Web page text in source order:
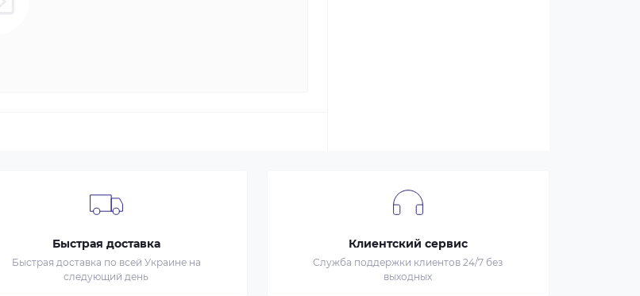
Быстрая доставка
Быстрая доставка по всей Украине на
следующий день
Клиентский сервис
Служба поддержки клиентов 24/7 без
выходных